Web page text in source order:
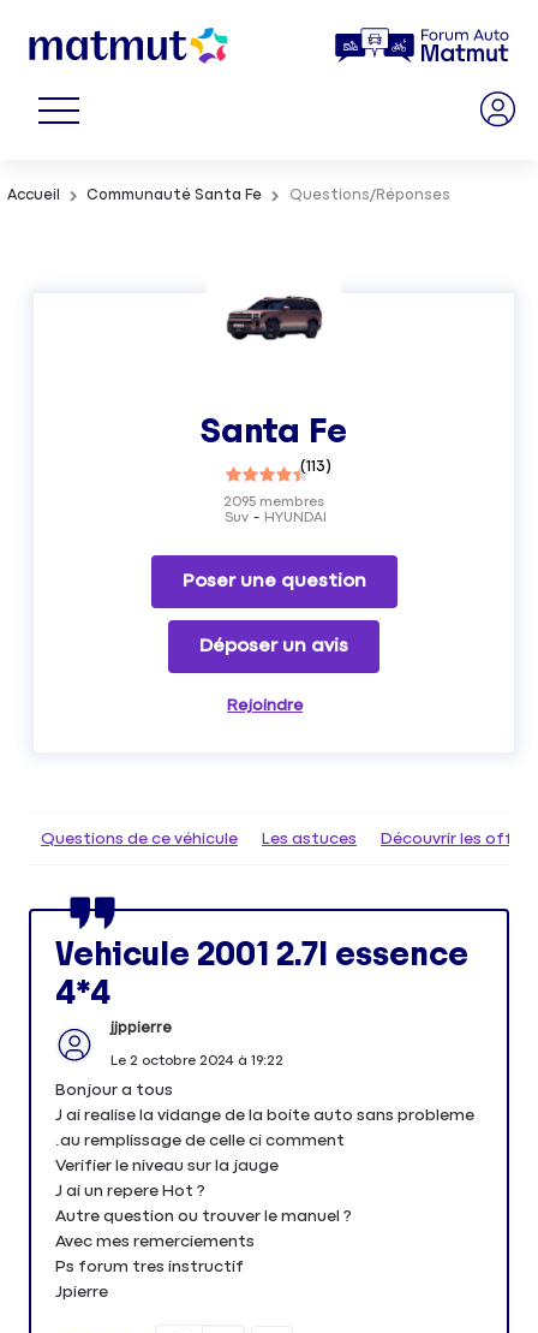
Accueil Communauté Santa Fe Questions/Réponses
Santa Fe
(113)
Suv HYUNDAI
2095 membres
Poser une question
Déposer un avis
Rejoindre
Questions de ce véhicule Les astuces Découvrir les
Vehicule 2001 2.7l essence
4*4
jjppierre
Le 2 octobre 2024à 19:22
Bonjour a tous
J ai realise la vidange de la boite auto sans probleme
.au remplissage de celle ci comment
Verifier le niveau sur la jauge
J ai un repere Hot ?
Autre question ou trouver le manuel ?
Avec mes remerciements
Ps forum tres instructif
Jpierre